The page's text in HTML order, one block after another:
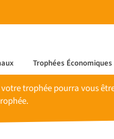
Trophées Économiques
trophée pourra vous